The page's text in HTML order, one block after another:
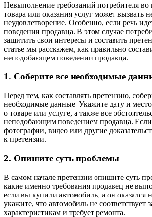
Невыполнение требований потребителя во
товара или оказания услуг может вызвать
неудовлетворение. Особенно, если речь
поведении продавца. В этом случае
защитить свои интересы и составить
статье мы расскажем, как правильно
неподобающем поведении продавца.
1. Соберите все необходимые
Перед тем, как составлять претензию,
необходимые данные. Укажите дату и
о товаре или услуге, а также все
неподобающим поведением продавца. Если
фотографии, видео или другие
к претензии.
2. Опишите суть проблемы
В самом начале претензии опишите суть
какие именно требования продавец не
если вы купили автомобиль, а он оказался
укажите, что автомобиль не соответствует
характеристикам и требует ремонта.